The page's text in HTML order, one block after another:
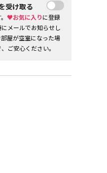
受け取る
♥お気に入りに登録
メールでお知らせし
屋が空室になった場
ご安心ください。